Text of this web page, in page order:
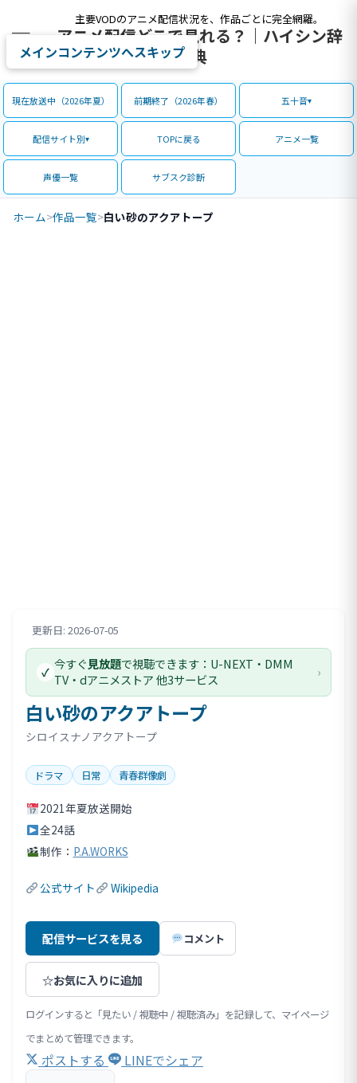
主要VODのアニメ配信状況を、作品ごとに完全網羅。
アニメ配信どこで見れる？｜ハイシン辞
典
メインコンテンツへスキップ
現在放送中（2026年夏） 前期終了（2026年春） 五十音
配信サイト別 TOPに戻る アニメ一覧
声優一覧 サブスク診断
ホーム>作品一覧>白い砂のアクアトープ
更新日: 2026-07-05
白い砂のアクアトープ
シロイスナノアクアトープ
ドラマ 日常 青春群像劇
2021年夏放送開始
全24話
制作： P.A.WORKS
公式サイト Wikipedia
✓ 今すぐ見放題で視聴できます：U-NEXT・DMM
TV・dアニメストア 他3サービス
›
配信サービスを見る コメント
☆お気に入りに追加
ログインすると「見たい / 視聴中 / 視聴済み」を記録して、マイページ
でまとめて管理できます。
ポストする LINEでシェア
評価情報